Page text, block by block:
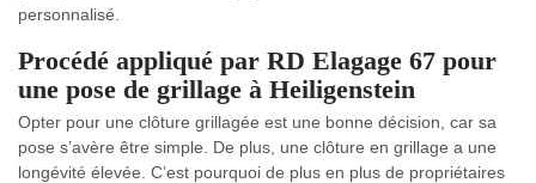
personnalisé.
Procédé appliqué par RD Elagage 67 pour
une pose de grillage à Heiligenstein
Opter pour une clôture grillagée est une bonne décision, car sa
pose s’avère être simple. De plus, une clôture en grillage a une
longévité élevée. C’est pourquoi de plus en plus de propriétaires